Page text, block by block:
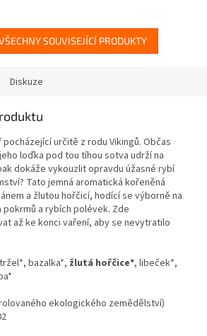
SOUVISEJÍCÍ PRODUKTY
Diskuze
určitě z rodu Vikingů. Občas
loďka pod tou tíhou sotva udrží na
dokáže vykouzlit opravdu úžasné rybí
Tato jemná aromatická kořeněná
a žlutou hořčicí, hodící se výborně na
a rybích polévek. Zde
až ke konci vaření, aby se nevytratilo
bazalka*, žlutá hořčice*, libeček*,
ekologického zemědělství)